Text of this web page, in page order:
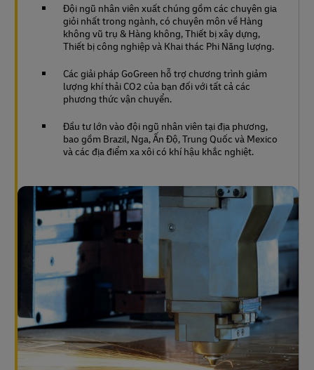
Đội ngũ nhân viên xuất chúng gồm các chuyên gia
giỏi nhất trong ngành, có chuyên môn về Hàng
không vũ trụ & Hàng không, Thiết bị xây dựng,
Thiết bị công nghiệp và Khai thác Phi Năng lượng.
Các giải pháp GoGreen hỗ trợ chương trình giảm
lượng khí thải CO2 của bạn đối với tất cả các
phương thức vận chuyển.
Đầu tư lớn vào đội ngũ nhân viên tại địa phương,
bao gồm Brazil, Nga, Ấn Độ, Trung Quốc và Mexico
và các địa điểm xa xôi có khí hậu khắc nghiệt.